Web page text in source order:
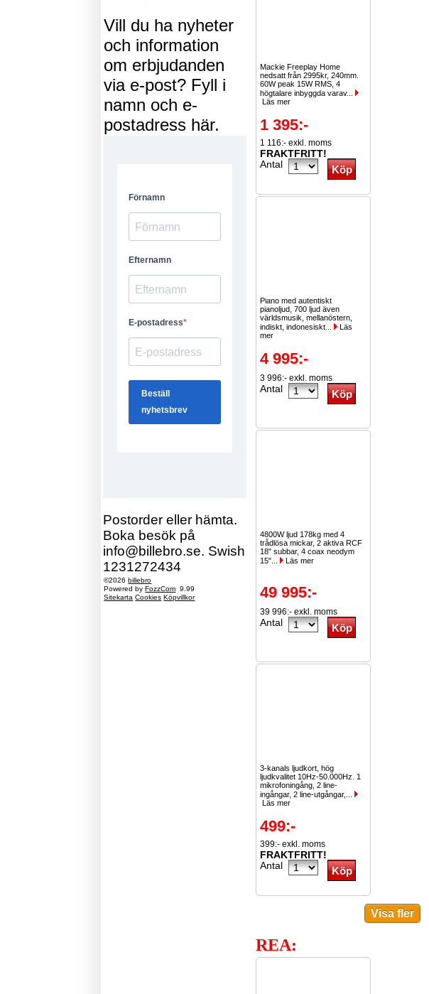
Vill du ha nyheter
och information
om erbjudanden
via e-post? Fyll i
namn och e-
postadress här.
Postorder eller hämta.
Boka besök på
info@billebro.se. Swish
1231272434
©2026billebro
Powered byFozzCom 9.99
Sitekarta Cookies Köpvillkor
Mackie Freeplay Home
nedsatt från 2995kr, 240mm.
60W peak 15W RMS, 4
högtalare inbyggda varav...
Läs mer
1 395:-
1 116:- exkl. moms
FRAKTFRITT!
Antal
Piano med autentiskt
pianoljud, 700 ljud även
världsmusik, mellanöstern,
indiskt, indonesiskt...
Läs
mer
4 995:-
3 996:- exkl. moms
Antal
4800W ljud 178kg med 4
trådlösa mickar, 2 aktiva RCF
18" subbar, 4 coax neodym
15"...
Läs mer
49 995:-
39 996:- exkl. moms
Antal
3-kanals ljudkort, hög
ljudkvalitet 10Hz-50.000Hz. 1
mikrofoningång, 2 line-
ingångar, 2 line-utgångar,...
Läs mer
499:-
399:- exkl. moms
FRAKTFRITT!
Antal
REA: